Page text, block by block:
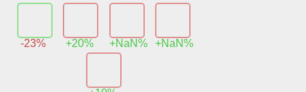
-23% +20% +NaN% +NaN%